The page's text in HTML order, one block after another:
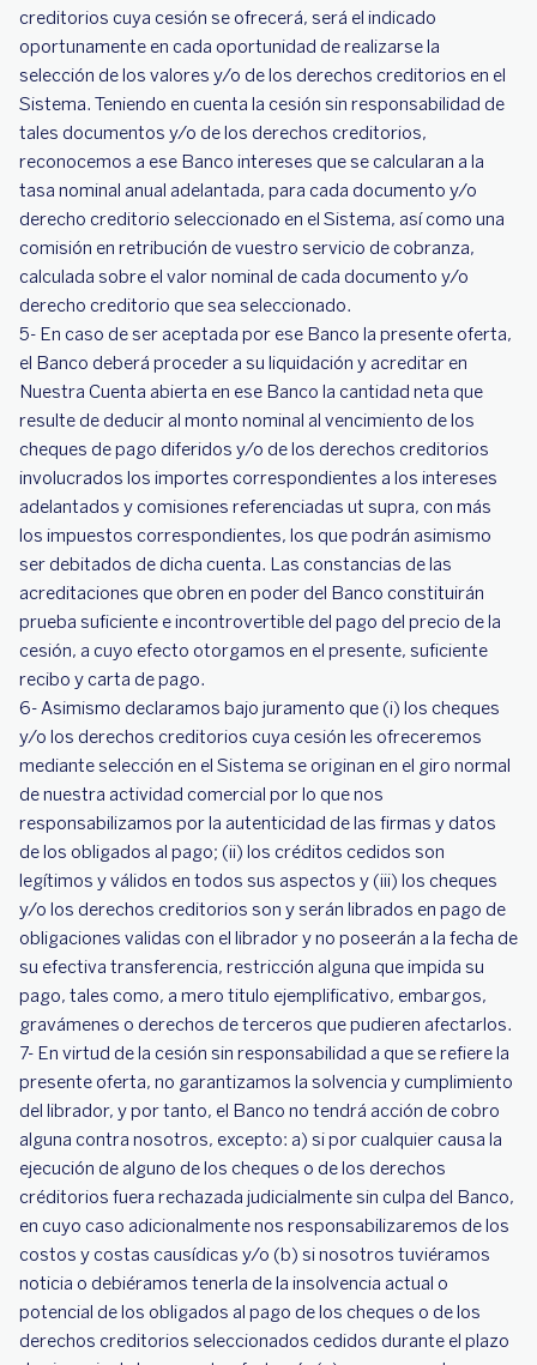
creditorios cuya cesión se ofrecerá, será el indicado
oportunamente en cada oportunidad de realizarse la
selección de los valores y/o de los derechos creditorios en el
Sistema. Teniendo en cuenta la cesión sin responsabilidad de
tales documentos y/o de los derechos creditorios,
reconocemos a ese Banco intereses que se calcularan a la
tasa nominal anual adelantada, para cada documento y/o
derecho creditorio seleccionado en el Sistema, así como una
comisión en retribución de vuestro servicio de cobranza,
calculada sobre el valor nominal de cada documento y/o
derecho creditorio que sea seleccionado.
5- En caso de ser aceptada por ese Banco la presente oferta,
el Banco deberá proceder a su liquidación y acreditar en
Nuestra Cuenta abierta en ese Banco la cantidad neta que
resulte de deducir al monto nominal al vencimiento de los
cheques de pago diferidos y/o de los derechos creditorios
involucrados los importes correspondientes a los intereses
adelantados y comisiones referenciadas ut supra, con más
los impuestos correspondientes, los que podrán asimismo
ser debitados de dicha cuenta. Las constancias de las
acreditaciones que obren en poder del Banco constituirán
prueba suficiente e incontrovertible del pago del precio de la
cesión, a cuyo efecto otorgamos en el presente, suficiente
recibo y carta de pago.
6- Asimismo declaramos bajo juramento que (i) los cheques
y/o los derechos creditorios cuya cesión les ofreceremos
mediante selección en el Sistema se originan en el giro normal
de nuestra actividad comercial por lo que nos
responsabilizamos por la autenticidad de las firmas y datos
de los obligados al pago; (ii) los créditos cedidos son
legítimos y válidos en todos sus aspectos y (iii) los cheques
y/o los derechos creditorios son y serán librados en pago de
obligaciones validas con el librador y no poseerán a la fecha de
su efectiva transferencia, restricción alguna que impida su
pago, tales como, a mero titulo ejemplificativo, embargos,
gravámenes o derechos de terceros que pudieren afectarlos.
7- En virtud de la cesión sin responsabilidad a que se refiere la
presente oferta, no garantizamos la solvencia y cumplimiento
del librador, y por tanto, el Banco no tendrá acción de cobro
alguna contra nosotros, excepto: a) si por cualquier causa la
ejecución de alguno de los cheques o de los derechos
créditorios fuera rechazada judicialmente sin culpa del Banco,
en cuyo caso adicionalmente nos responsabilizaremos de los
costos y costas causídicas y/o (b) si nosotros tuviéramos
noticia o debiéramos tenerla de la insolvencia actual o
potencial de los obligados al pago de los cheques o de los
derechos creditorios seleccionados cedidos durante el plazo